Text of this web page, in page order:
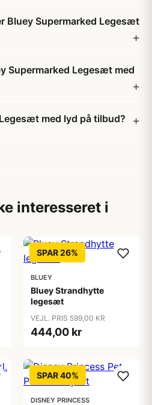
Bluey Supermarked Legesæt
Supermarked Legesæt med
med lyd på tilbud?
interesseret i
SPAR 26%
BLUEY
Bluey Strandhytte
legesæt
VEJL. PRIS 599,00 KR
444,00 kr
SPAR 40%
DISNEY PRINCESS